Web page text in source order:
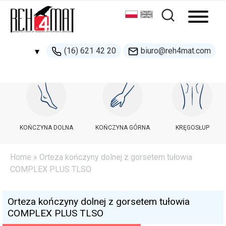
▾ (16) 621 42 20 biuro@reh4mat.com
500 132 274
handel@reh4mat.com
KOŃCZYNA DOLNA KOŃCZYNA GÓRNA KRĘGOSŁUP
Home » Orteza kończyny dolnej z gorsetem tułowia
COMPLEX PLUS TLSO
Orteza kończyny dolnej z gorsetem tułowia
COMPLEX PLUS TLSO